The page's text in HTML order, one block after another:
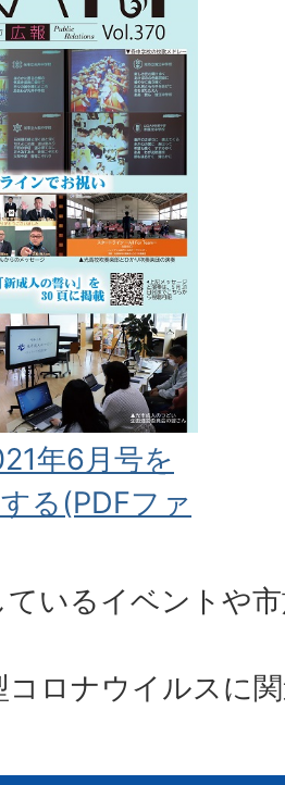
年6月号を
る(PDFファ
ているイベントや
コロナウイルスに